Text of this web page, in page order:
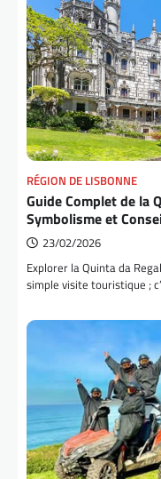
RÉGION DE LISBONNE
Guide Complet de la
Symbolisme et
23/02/2026
Explorer la Quinta da
simple visite touristique ;